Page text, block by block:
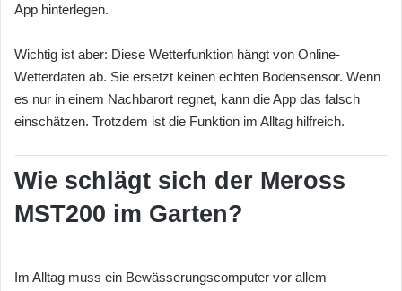
App hinterlegen.
Wichtig ist aber: Diese Wetterfunktion hängt von Online-
Wetterdaten ab. Sie ersetzt keinen echten Bodensensor. Wenn
es nur in einem Nachbarort regnet, kann die App das falsch
einschätzen. Trotzdem ist die Funktion im Alltag hilfreich.
Wie schlägt sich der Meross
MST200 im Garten?
Im Alltag muss ein Bewässerungscomputer vor allem